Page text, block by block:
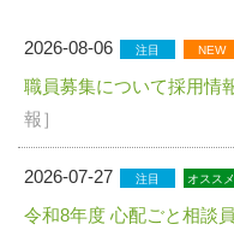
2026-08-06 注目 NEW
職員募集について採用情
報］
2026-07-27 注目 オススメ
令和8年度 心配ごと相談